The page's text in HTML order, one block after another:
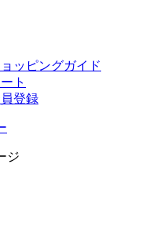
ッピングガイド
ト
登録
ジ